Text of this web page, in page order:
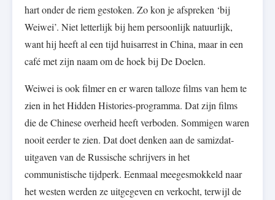
hart onder de riem gestoken. Zo kon je afspreken ‘bij
Weiwei’. Niet letterlijk bij hem persoonlijk natuurlijk,
want hij heeft al een tijd huisarrest in China, maar in een
café met zijn naam om de hoek bij De Doelen.
Weiwei is ook filmer en er waren talloze films van hem te
zien in het Hidden Histories-programma. Dat zijn films
die de Chinese overheid heeft verboden. Sommigen waren
nooit eerder te zien. Dat doet denken aan de samizdat-
uitgaven van de Russische schrijvers in het
communistische tijdperk. Eenmaal meegesmokkeld naar
het westen werden ze uitgegeven en verkocht, terwijl de